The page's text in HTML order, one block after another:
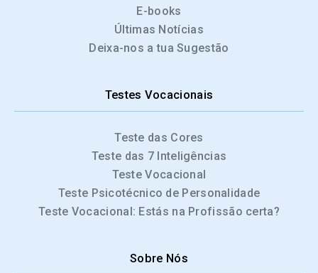
E-books
Últimas Notícias
Deixa-nos a tua Sugestão
Testes Vocacionais
Teste das Cores
Teste das 7 Inteligências
Teste Vocacional
Teste Psicotécnico de Personalidade
Teste Vocacional: Estás na Profissão certa?
Sobre Nós